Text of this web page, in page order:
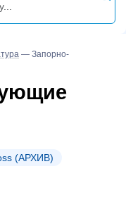
— Запорно-
(АРХИВ)